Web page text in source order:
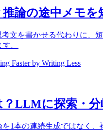
論の途中メモ
文を書かせる代わりに、
。
Faster by Writing Less
？LLMに探索・
を1本の連続生成ではなく